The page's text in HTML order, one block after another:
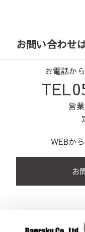
お問い合わせ
お電話か
営
WEBか
お